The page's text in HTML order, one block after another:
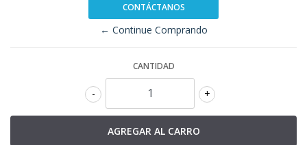
CONTÁCTANOS
← Continue Comprando
CANTIDAD
+
-